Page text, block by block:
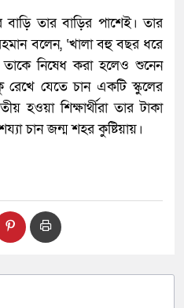
তার বাড়ির পাশেই। তার
বলেন, ‘খালা বহু বছর ধরে
তাকে নিষেধ করা হলেও শুনেন
রেখে যেতে চান একটি স্কুলের
হওয়া শিক্ষার্থীরা তার টাকা
চান জন্ম শহর কুষ্টিয়ায়।